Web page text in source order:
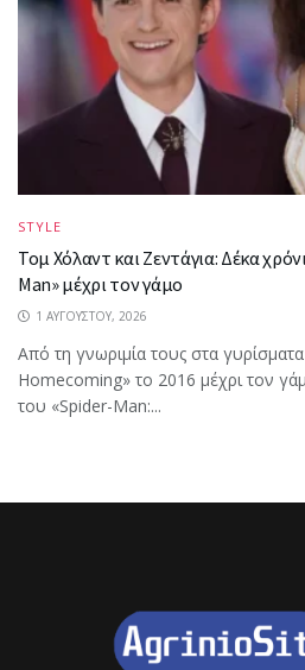
STYLE
Τομ Χόλαντ και Ζεντάγια: Δέκα
Man» μέχρι τον γάμο
1 ΑΥΓΟΎΣΤΟΥ, 2026
Από τη γνωριμία τους στα
Homecoming» το 2016 μέχρι τον
του «Spider-Man:...